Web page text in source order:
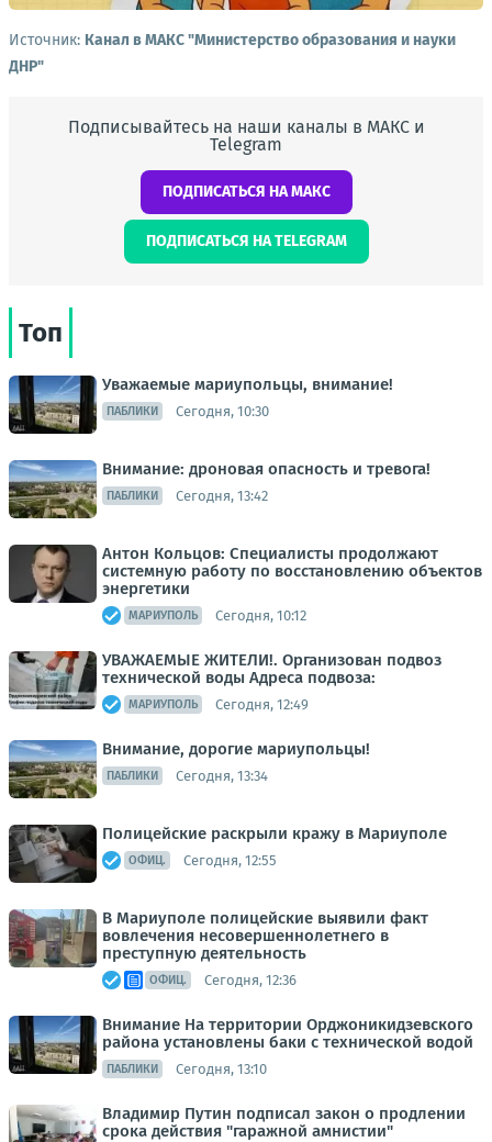
Источник: Канал в МАКС "Министерство образования и науки
ДНР"
Подписывайтесь на наши каналы в МАКС и
Telegram
ПОДПИСАТЬСЯ НА МАКС
ПОДПИСАТЬСЯ НА TELEGRAM
Топ
Уважаемые мариупольцы, внимание!
ПАБЛИКИ Сегодня, 10:30
Внимание: дроновая опасность и тревога!
ПАБЛИКИ Сегодня, 13:42
Антон Кольцов: Специалисты продолжают
системную работу по восстановлению объектов
энергетики
МАРИУПОЛЬ Сегодня, 10:12
УВАЖАЕМЫЕ ЖИТЕЛИ!. Организован подвоз
технической воды Адреса подвоза:
МАРИУПОЛЬ Сегодня, 12:49
Внимание, дорогие мариупольцы!
ПАБЛИКИ Сегодня, 13:34
Полицейские раскрыли кражу в Мариуполе
ОФИЦ. Сегодня, 12:55
В Мариуполе полицейские выявили факт
вовлечения несовершеннолетнего в
преступную деятельность
ОФИЦ. Сегодня, 12:36
Внимание На территории Орджоникидзевского
района установлены баки с технической водой
ПАБЛИКИ Сегодня, 13:10
Владимир Путин подписал закон о продлении
срока действия "гаражной амнистии"